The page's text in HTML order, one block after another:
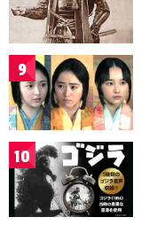
9
10